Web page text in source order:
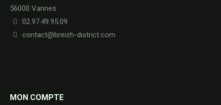
56000 Vannes
02.97.49.95.09
contact@breizh-district.com
MON COMPTE